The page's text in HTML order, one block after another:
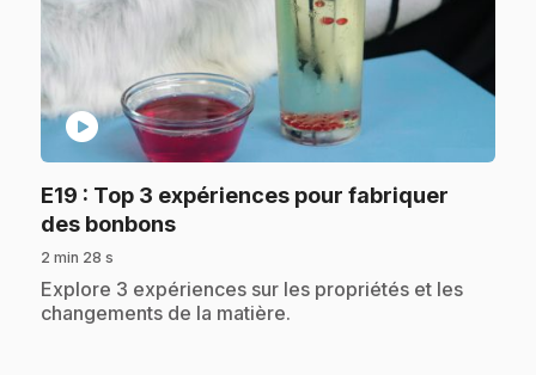
play_circle
E19 : Top 3 expériences pour fabriquer
des bonbons.
2 min 28 s
.Explore 3 expériences sur les propriétés et les
changements de la matière.